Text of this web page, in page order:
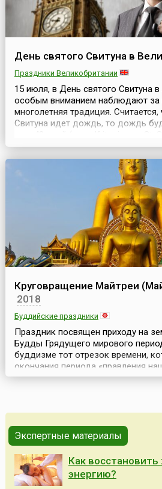
День святого Свитуна в
Праздники Великобритании
15 июля, в День святого Свитуна
особым вниманием наблюдают за
многолетняя традиция. Считается,
Свитуна идет дождь, то дождь
for 40 days).Святой Свитун
Swithun of Winchester) —
своими благотворительными под...
Круговращение Майтреи
2018
Буддийские праздники
Праздник посвящен приходу на
Будды Грядущего мирового
буддизме тот отрезок времени,
окончания периода «правления
Шакьямуни». Этот трехдневный
Тушита на людской материк
считается втор...
Экспертные материалы
Как
энергию?